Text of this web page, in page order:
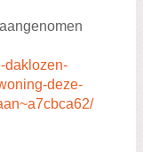
daklozen-
deze-